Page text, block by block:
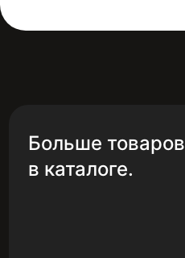
Больше товаров
в каталоге.